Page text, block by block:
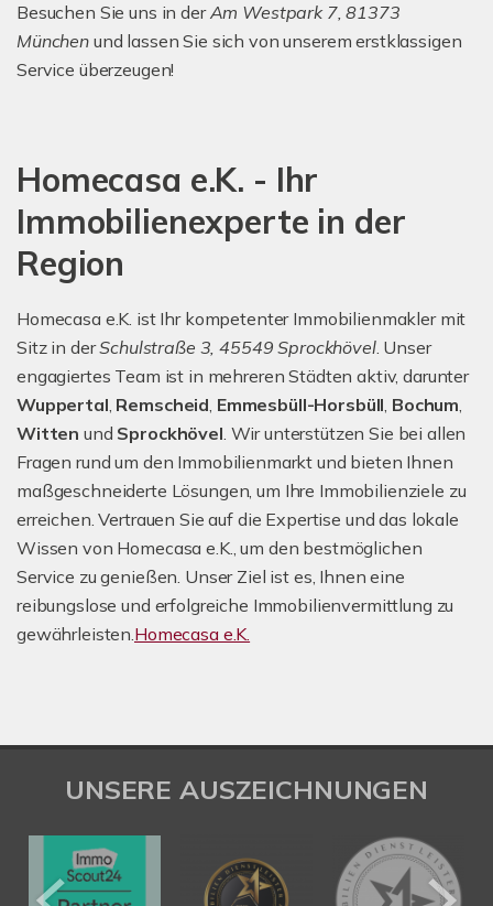
Besuchen Sie uns in derAm Westpark 7, 81373
München und lassen Sie sich von unserem erstklassigen
Service überzeugen!
Homecasa e.K. - Ihr
Immobilienexperte in der
Region
Homecasa e.K. ist Ihr kompetenter Immobilienmakler mit
Sitz in derSchulstraße 3, 45549 Sprockhövel. Unser
engagiertes Team ist in mehreren Städten aktiv, darunter
Wuppertal, Remscheid, Emmesbüll-Horsbüll, Bochum,
Witten und Sprockhövel. Wir unterstützen Sie bei allen
Fragen rund um den Immobilienmarkt und bieten Ihnen
maßgeschneiderte Lösungen, um Ihre Immobilienziele zu
erreichen. Vertrauen Sie auf die Expertise und das lokale
Wissen von Homecasa e.K., um den bestmöglichen
Service zu genießen. Unser Ziel ist es, Ihnen eine
reibungslose und erfolgreiche Immobilienvermittlung zu
gewährleisten.Homecasa e.K.
UNSERE AUSZEICHNUNGEN